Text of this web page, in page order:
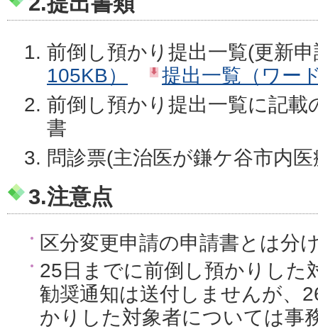
前倒し預かり提出一覧(更新
105KB）
提出一覧（ワー
前倒し預かり提出一覧に記載
書
問診票(主治医が鎌ケ谷市内
3.注意点
区分変更申請の申請書とは分
25日までに前倒し預かりした
勧奨通知は送付しませんが、
かりした対象者については事